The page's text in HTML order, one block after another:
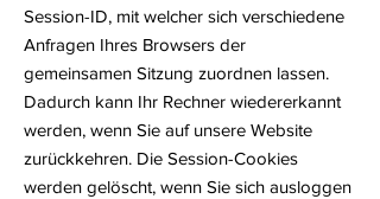
Session-ID, mit welcher sich verschiedene
Anfragen Ihres Browsers der
gemeinsamen Sitzung zuordnen lassen.
Dadurch kann Ihr Rechner wiedererkannt
werden, wenn Sie auf unsere Website
zurückkehren. Die Session-Cookies
werden gelöscht, wenn Sie sich ausloggen